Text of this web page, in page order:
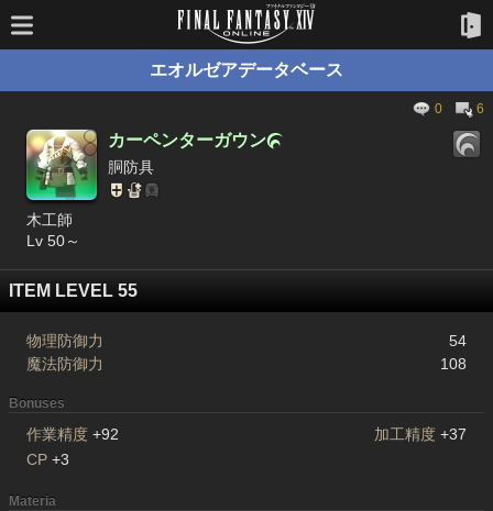
エオルゼアデータベース
0 6
カーペンターガウン
胴防具
木工師
Lv 50～
ITEM LEVEL 55
物理防御力
54
魔法防御力
108
Bonuses
作業精度 +92 加工精度 +37
CP +3
Materia